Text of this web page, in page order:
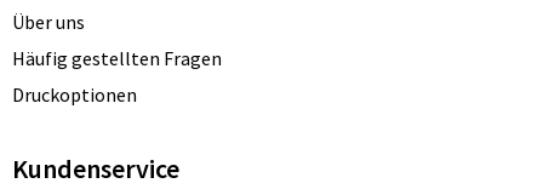
Über uns
Häufig gestellten Fragen
Druckoptionen
Kundenservice